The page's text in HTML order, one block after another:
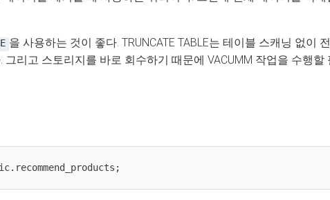
을 사용하는 것이 좋다. TRUNCATE TABLE는 테이블 스캐닝 없이
그리고 스토리지를 바로 회수하기 때문에 VACUMM 작업을 수행할